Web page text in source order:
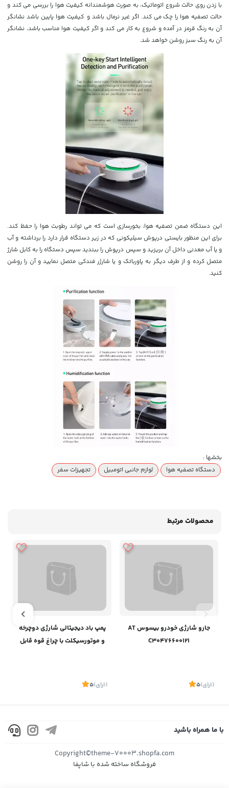
با زدن روی حالت شروع اتوماتیک، به صورت هوشمندانه کیفیت هوا را بررسی می کند و
حالت تصفیه هوا را چک می کند. اگر غیر نرمال باشد و کیفیت هوا پایین باشد نشانگر
آن به رنگ قرمز در آمده و شروع به کار می کند و اگر کیفیت هوا مناسب باشد، نشانگر
آن به رنگ سبز روشن خواهد شد.
این دستگاه ضمن تصفیه هوا، بخورسازی است که می تواند رطوبت هوا را حفظ کند.
برای این منظور بایستی درپوش سیلیکونی که در زیر دستگاه قرار دارد را برداشته و آب
و یا آب معدنی داخل آن بریزید و سپس درپوش را ببندید سپس دستگاه را به کابل شارژ
متصل کرده و از طرف دیگر به پاورباتک و یا شارژر فندکی متصل نمایید و آن را روشن
کنید.
بخشها :
دستگاه تصفیه هوا
لوازم جانبی اتومبیل تجهیزات سفر
محصولات مرتبط
جارو شارژی خودرو بیسوس AT
C30476600121
(1 رای)
5
پمپ باد دیجیتالی شارژی دوچرخه
و موتورسیکلت‌ با چراغ قوه قابل
(1 رای)
5
با ما همراه باشید
Copyright©theme-70003.shopfa.com
فروشگاه ساخته شده با شاپفا